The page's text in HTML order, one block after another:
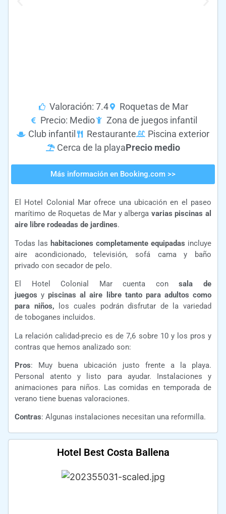
Valoración: 7.4
Roquetas de Mar
Precio: Medio
Zona de juegos infantil
Club infantil
Restaurante
Piscina exterior
Cerca de la playaPrecio medio
Más información en Booking.com >>
El Hotel Colonial Mar ofrece una ubicación en el paseo
marítimo de Roquetas de Mar y alberga varias piscinas al
aire libre rodeadas de jardines.
Todas las habitaciones completamente equipadas incluye
aire acondicionado, televisión, sofá cama y baño
privado con secador de pelo.
El Hotel Colonial Mar cuenta consala de
juegos ypiscinas al aire libre tanto para adultos como
para niños,
los cuales podrán disfrutar de la variedad
de toboganes incluidos.
La relación calidad-precio es de 7,6 sobre 10 y los pros y
contras que hemos analizado son:
Pros: Muy buena ubicación justo frente a la playa.
Personal atento y listo para ayudar. Instalaciones y
animaciones para niños. Las comidas en temporada de
verano tiene buenas valoraciones.
Contras: Algunas instalaciones necesitan una reformilla.
Hotel Best Costa Ballena